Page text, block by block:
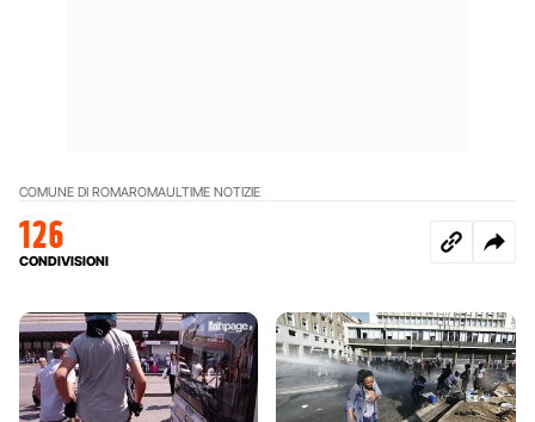
COMUNE DI ROMAROMAULTIME NOTIZIE
126
CONDIVISIONI